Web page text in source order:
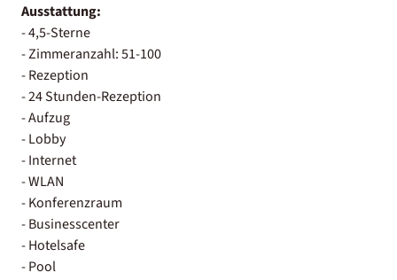
Ausstattung:
- 4,5-Sterne
- Zimmeranzahl: 51-100
- Rezeption
- 24 Stunden-Rezeption
- Aufzug
- Lobby
- Internet
- WLAN
- Konferenzraum
- Businesscenter
- Hotelsafe
- Pool